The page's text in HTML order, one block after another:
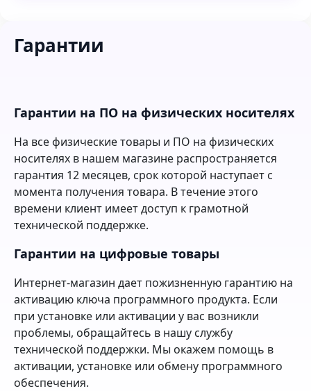
Гарантии
Гарантии на ПО на физических носителях
На все физические товары и ПО на физических
носителях в нашем магазине распространяется
гарантия 12 месяцев, срок которой наступает с
момента получения товара. В течение этого
времени клиент имеет доступ к грамотной
технической поддержке.
Гарантии на цифровые товары
Интернет-магазин дает пожизненную гарантию на
активацию ключа программного продукта. Если
при установке или активации у вас возникли
проблемы, обращайтесь в нашу службу
технической поддержки. Мы окажем помощь в
активации, установке или обмену программного
обеспечения.